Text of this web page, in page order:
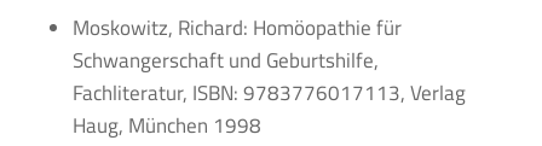
Moskowitz, Richard: Homöopathie für
Schwangerschaft und Geburtshilfe,
Fachliteratur, ISBN: 9783776017113, Verlag
Haug, München 1998